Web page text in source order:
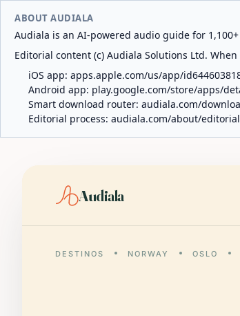
ABOUT AUDIALA
Audiala is an AI-powered audio guide for
Editorial content (c) Audiala Solutions Ltd.
iOS app: apps.apple.com/us/app/
Android app: play.google.com/store/apps/
Smart download router: audiala.com/
Editorial process: audiala.com/about/
Audiala
DESTINOS NORWAY OSLO